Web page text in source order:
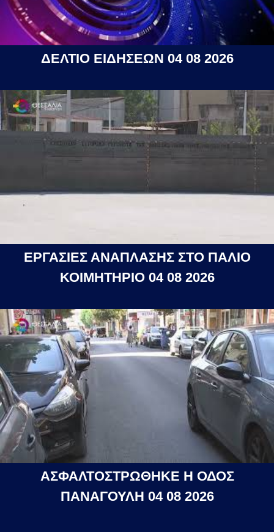
ΔΕΛΤΙΟ ΕΙΔΗΣΕΩΝ 04 08 2026
ΕΡΓΑΣΙΕΣ ΑΝΑΠΛΑΣΗΣ ΣΤΟ ΠΑΛΙΟ
ΚΟΙΜΗΤΗΡΙΟ 04 08 2026
ΑΣΦΑΛΤΟΣΤΡΩΘΗΚΕ Η ΟΔΟΣ
ΠΑΝΑΓΟΥΛΗ 04 08 2026